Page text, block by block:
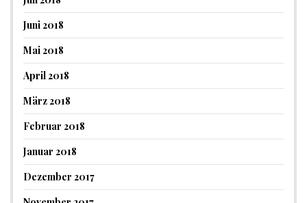
Juni 2018
Mai 2018
April 2018
März 2018
Februar 2018
Januar 2018
Dezember 2017